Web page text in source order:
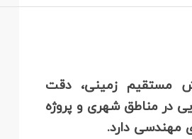
مستقیم زمینی، دقت
در مناطق شهری و پروژه‌
مهندسی دارد.